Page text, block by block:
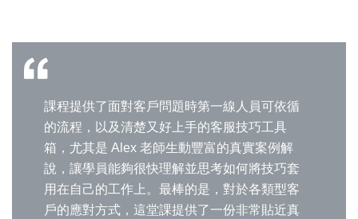
課程提供了面對客戶問題時第一線人員可依循
的流程，以及清楚又好上手的客服技巧工具
箱，尤其是 Alex 老師生動豐富的真實案例解
說，讓學員能夠很快理解並思考如何將技巧套
用在自己的工作上。最棒的是，對於各類型客
戶的應對方式，這堂課提供了一份非常貼近真